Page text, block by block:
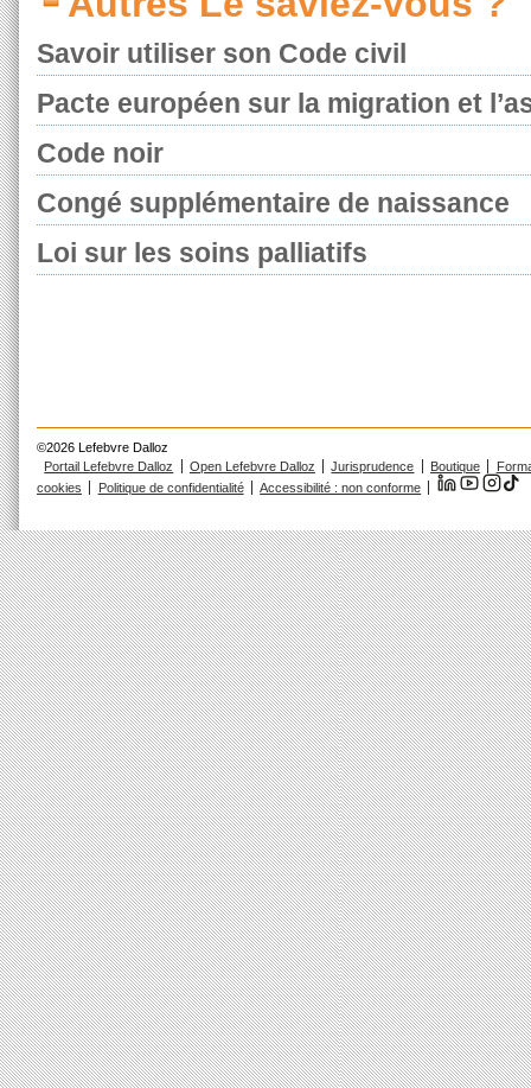
Savoir utiliser son Code civil
Pacte européen sur la migration et
Code noir
Congé supplémentaire de naissance
Loi sur les soins palliatifs
©2026 Lefebvre Dalloz
Portail Lefebvre Dalloz
Open Lefebvre Dalloz Jurisprudence Boutique
cookies
Politique de confidentialité Accessibilité : non conforme